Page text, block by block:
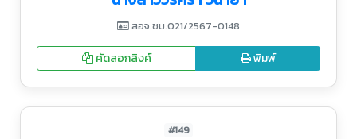
สอจ.ชม.021/2567-0148
คัดลอกลิงค์ พิมพ์
#149